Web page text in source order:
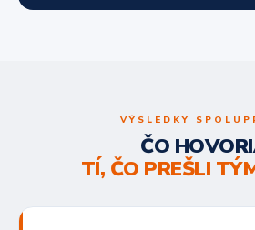
VÝSLEDKY
ČO
TÍ, ČO PREŠLI